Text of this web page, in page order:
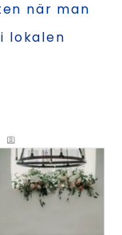
när man
lokalen